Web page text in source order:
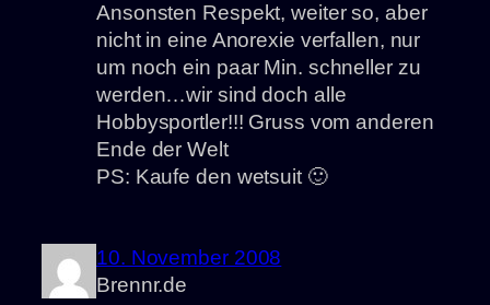
Ansonsten Respekt, weiter so, aber
nicht in eine Anorexie verfallen, nur
um noch ein paar Min. schneller zu
werden…wir sind doch alle
Hobbysportler!!! Gruss vom anderen
Ende der Welt
PS: Kaufe den wetsuit 🙂
10. November 2008
Brennr.de